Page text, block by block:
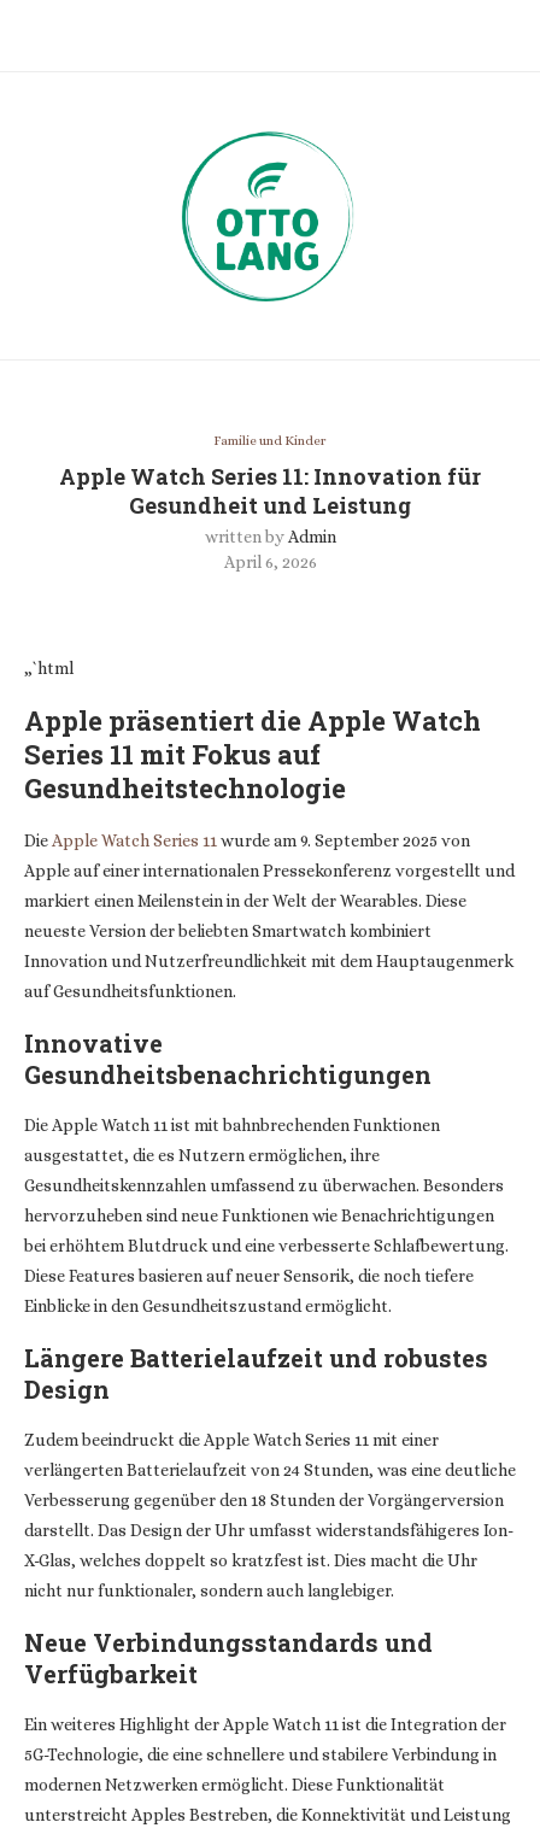
Familie und Kinder
Apple Watch Series 11: Innovation für
Gesundheit und Leistung
written by Admin
April 6, 2026
„`html
Apple präsentiert die Apple Watch
Series 11 mit Fokus auf
Gesundheitstechnologie
Die Apple Watch Series 11 wurde am 9. September 2025 von
Apple auf einer internationalen Pressekonferenz vorgestellt und
markiert einen Meilenstein in der Welt der Wearables. Diese
neueste Version der beliebten Smartwatch kombiniert
Innovation und Nutzerfreundlichkeit mit dem Hauptaugenmerk
auf Gesundheitsfunktionen.
Innovative
Gesundheitsbenachrichtigungen
Die Apple Watch 11 ist mit bahnbrechenden Funktionen
ausgestattet, die es Nutzern ermöglichen, ihre
Gesundheitskennzahlen umfassend zu überwachen. Besonders
hervorzuheben sind neue Funktionen wie Benachrichtigungen
bei erhöhtem Blutdruck und eine verbesserte Schlafbewertung.
Diese Features basieren auf neuer Sensorik, die noch tiefere
Einblicke in den Gesundheitszustand ermöglicht.
Längere Batterielaufzeit und robustes
Design
Zudem beeindruckt die Apple Watch Series 11 mit einer
verlängerten Batterielaufzeit von 24 Stunden, was eine deutliche
Verbesserung gegenüber den 18 Stunden der Vorgängerversion
darstellt. Das Design der Uhr umfasst widerstandsfähigeres Ion-
X-Glas, welches doppelt so kratzfest ist. Dies macht die Uhr
nicht nur funktionaler, sondern auch langlebiger.
Neue Verbindungsstandards und
Verfügbarkeit
Ein weiteres Highlight der Apple Watch 11 ist die Integration der
5G-Technologie, die eine schnellere und stabilere Verbindung in
modernen Netzwerken ermöglicht. Diese Funktionalität
unterstreicht Apples Bestreben, die Konnektivität und Leistung